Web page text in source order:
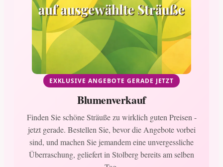
EXKLUSIVE ANGEBOTE GERADE JETZT
Blumenverkauf
Finden Sie schöne Sträuße zu wirklich guten Preisen -
jetzt gerade. Bestellen Sie, bevor die Angebote vorbei
sind, und machen Sie jemandem eine unvergessliche
Überraschung, geliefert in Stolberg bereits am selben